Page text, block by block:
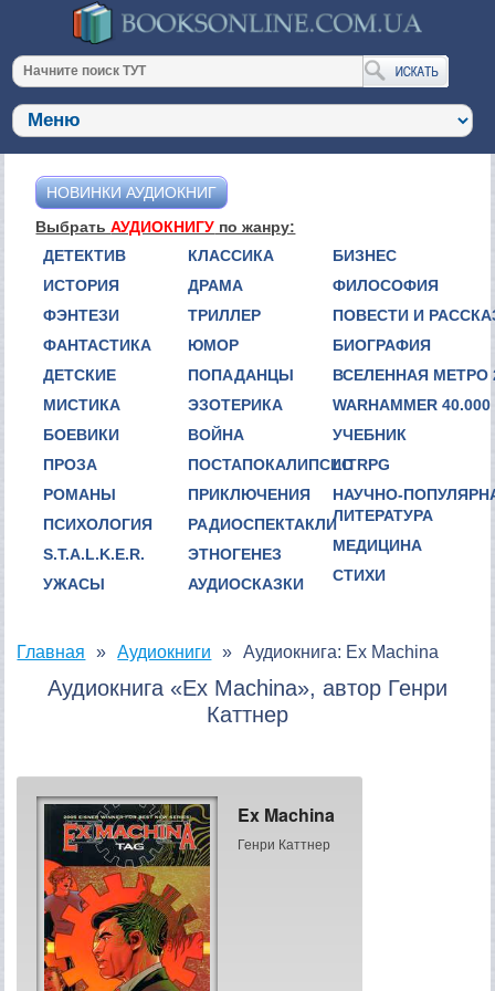
НОВИНКИ АУДИОКНИГ
ВыбратьАУДИОКНИГУ по жанру:
ДЕТЕКТИВ
ИСТОРИЯ
ФЭНТЕЗИ
ФАНТАСТИКА
ДЕТСКИЕ
МИСТИКА
БОЕВИКИ
ПРОЗА
РОМАНЫ
ПСИХОЛОГИЯ
S.T.A.L.K.E.R.
УЖАСЫ
КЛАССИКА
ДРАМА
ТРИЛЛЕР
ЮМОР
ПОПАДАНЦЫ
ЭЗОТЕРИКА
ВОЙНА
ПОСТАПОКАЛИПСИС
ПРИКЛЮЧЕНИЯ
РАДИОСПЕКТАКЛИ
ЭТНОГЕНЕЗ
АУДИОСКАЗКИ
БИЗНЕС
ФИЛОСОФИЯ
ПОВЕСТИ И
БИОГРАФИЯ
ВСЕЛЕННАЯ МЕТРО
WARHAMMER 40.000
УЧЕБНИК
LITRPG
НАУЧНО-
ЛИТЕРАТУРА
МЕДИЦИНА
СТИХИ
Главная Аудиокниги Аудиокнига: Ex Machina
Аудиокнига «Ex Machina», автор Генри
Каттнер
Ex Machina
Генри Каттнер